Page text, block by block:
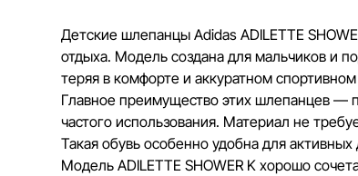
Детские шлепанцы Adidas ADILETTE
отдыха. Модель создана для мальчиков и
теряя в комфорте и аккуратном спортивном
Главное преимущество этих шлепанцев —
частого использования. Материал не
Такая обувь особенно удобна для
Модель ADILETTE SHOWER K хорошо